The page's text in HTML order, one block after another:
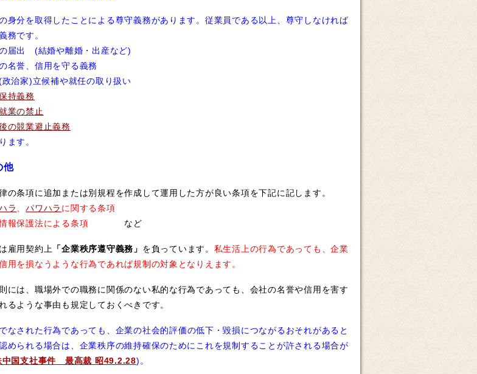
身分を取得したことによる尊守義務があります。従業員である以上、尊守しなければ
務です。
届出 (結婚や離婚・出産など)
名誉、信用を守る義務
治家)立候補や就任の取り扱い
持義務
業の禁止
の競業避止義務
ます。
他
の条項に追加または別規程を作成して運用した方が良い条項を下記に記します。
ラ 、パワハラ に関する条項
報保護法による条項 など
雇用契約上 「企業秩序遵守義務」 を負っています。 私生活上の行為であっても、企業
用を損なうような行為であれば規制の対象となりえます。
には、職場外での職務に関係のない私的な行為であっても、会社の名誉や信用を害す
るような事由も規定しておくべきです。
なされた行為であっても、企業の社会的評価の低下・毀損につながるおそれがあると
められる場合は、企業秩序の維持確保のためにこれを規制することが許される場合が
中国支社事件 最高裁 昭49.2.28)。